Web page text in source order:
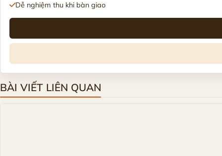
Dễ nghiệm thu khi bàn giao
BÀI VIẾT LIÊN QUAN